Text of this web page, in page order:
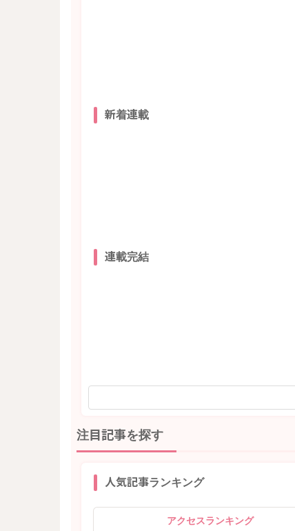
新着連載
連載完結
注目記事を探す
人気記事ランキング
アクセスランキング